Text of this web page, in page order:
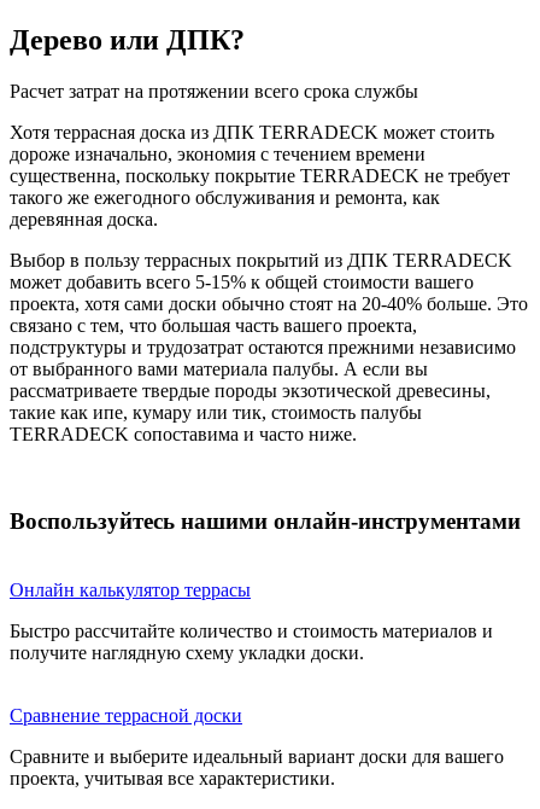
Дерево или ДПК?
Расчет затрат на протяжении всего срока службы
Хотя террасная доска из ДПК TERRADECK может стоить
дороже изначально, экономия с течением времени
существенна, поскольку покрытие TERRADECK не требует
такого же ежегодного обслуживания и ремонта, как
деревянная доска.
Выбор в пользу террасных покрытий из ДПК TERRADECK
может добавить всего 5-15% к общей стоимости вашего
проекта, хотя сами доски обычно стоят на 20-40% больше. Это
связано с тем, что большая часть вашего проекта,
подструктуры и трудозатрат остаются прежними независимо
от выбранного вами материала палубы. А если вы
рассматриваете твердые породы экзотической древесины,
такие как ипе, кумару или тик, стоимость палубы
TERRADECK сопоставима и часто ниже.
Воспользуйтесь нашими онлайн-инструментами
Онлайн калькулятор террасы
Быстро рассчитайте количество и стоимость материалов и
получите наглядную схему укладки доски.
Сравнение террасной доски
Сравните и выберите идеальный вариант доски для вашего
проекта, учитывая все характеристики.